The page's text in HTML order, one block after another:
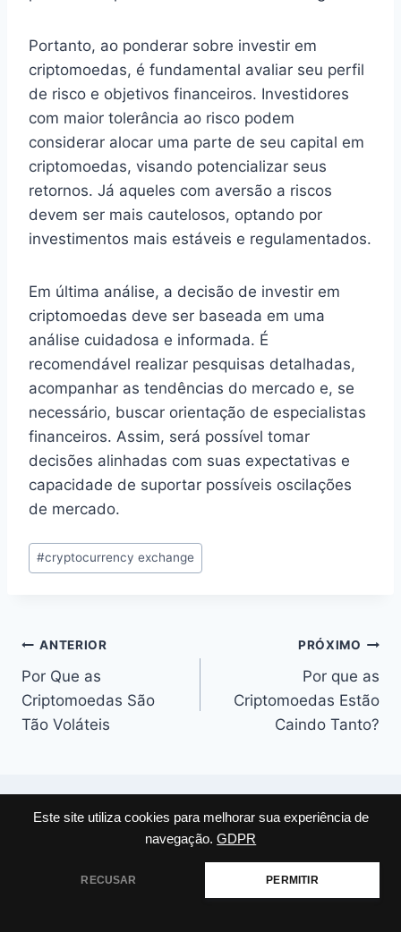
Este site utiliza cookies para melhorar sua experiência de
navegação. GDPR
RECUSAR PERMITIR
Portanto, ao ponderar sobre investir em
criptomoedas, é fundamental avaliar seu perfil
de risco e objetivos financeiros. Investidores
com maior tolerância ao risco podem
considerar alocar uma parte de seu capital em
criptomoedas, visando potencializar seus
retornos. Já aqueles com aversão a riscos
devem ser mais cautelosos, optando por
investimentos mais estáveis e regulamentados.
Em última análise, a decisão de investir em
criptomoedas deve ser baseada em uma
análise cuidadosa e informada. É
recomendável realizar pesquisas detalhadas,
acompanhar as tendências do mercado e, se
necessário, buscar orientação de especialistas
financeiros. Assim, será possível tomar
decisões alinhadas com suas expectativas e
capacidade de suportar possíveis oscilações
de mercado.
Tags
do
#cryptocurrency exchange
Navegação
de
Post
ANTERIOR
Por Que as
Criptomoedas São
Tão Voláteis
PRÓXIMO
Por que as
Criptomoedas Estão
Caindo Tanto?
Posts Similares